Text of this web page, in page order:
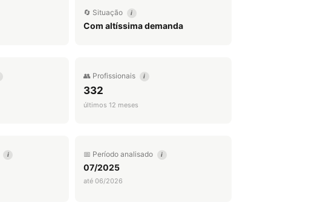
🔄 Situação i
Com altíssima demanda
👥 Profissionais i
332
últimos 12 meses
i 📅 Período analisado i
07/2025
até 06/2026